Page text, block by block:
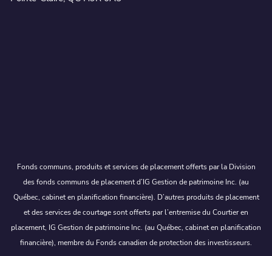
Fonds communs, produits et services de placement offerts par la Division
des fonds communs de placement d’IG Gestion de patrimoine Inc. (au
Québec, cabinet en planification financière). D’autres produits de placement
et des services de courtage sont offerts par l’entremise du Courtier en
placement, IG Gestion de patrimoine Inc. (au Québec, cabinet en planification
financière), membre du Fonds canadien de protection des investisseurs.